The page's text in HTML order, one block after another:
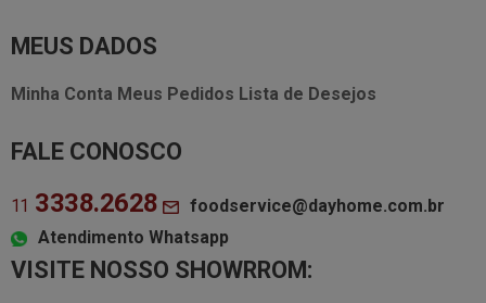
MEUS DADOS
Minha Conta Meus Pedidos Lista de Desejos
FALE CONOSCO
11 3338.2628
foodservice@dayhome.com.br
Atendimento Whatsapp
VISITE NOSSO SHOWRROM: